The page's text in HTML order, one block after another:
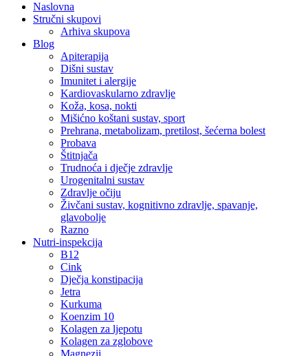
Naslovna
Stručni skupovi
Arhiva skupova
Blog
Apiterapija
Dišni sustav
Imunitet i alergije
Kardiovaskularno zdravlje
Koža, kosa, nokti
Mišićno koštani sustav, sport
Prehrana, metabolizam, pretilost, šećerna bolest
Probava
Štitnjača
Trudnoća i dječje zdravlje
Urogenitalni sustav
Zdravlje očiju
Živčani sustav, kognitivno zdravlje, spavanje,
glavobolje
Razno
Nutri-inspekcija
B12
Cink
Dječja konstipacija
Jetra
Kurkuma
Koenzim 10
Kolagen za ljepotu
Kolagen za zglobove
Magnezij